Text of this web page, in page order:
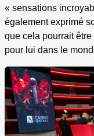
« sensations
également exprimé
que cela pourrait
pour lui dans le